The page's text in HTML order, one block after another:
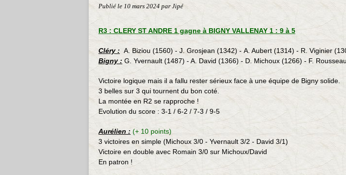
Publié le 10 mars 2024 par Jipé
R3 : CLERY ST ANDRE 1 gagne à BIGNY VALLENAY 1 : 9 à 5
Cléry : A. Biziou (1560) - J. Grosjean (1342) - A. Aubert (1314) - R. Viginier
Bigny : G. Yvernault (1487) - A. David (1366) - D. Michoux (1266) - F.
Victoire logique mais il a fallu rester sérieux face à une équipe de Bigny solide.
3 belles sur 3 qui tournent du bon coté.
La montée en R2 se rapproche !
Evolution du score : 3-1 / 6-2 / 7-3 / 9-5
Aurélien : (+ 10 points)
3 victoires en simple (Michoux 3/0 - Yvernault 3/2 - David 3/1)
Victoire en double avec Romain 3/0 sur Michoux/David
En patron !